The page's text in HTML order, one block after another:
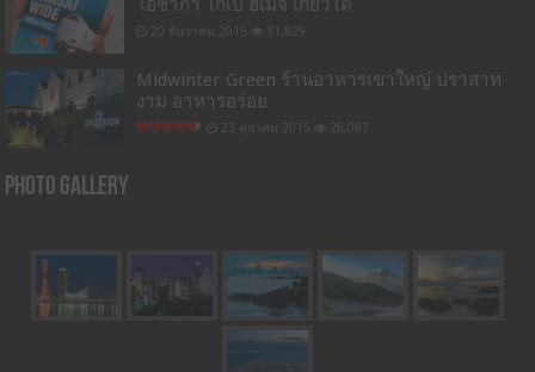
โอซาก้า โกเบ ฮิเมจิ เกียวโต
Midwinter Green ร้านอาหารเขาใหญ่ ปราสาท
งาม อาหารอร่อย
Photo Gallery